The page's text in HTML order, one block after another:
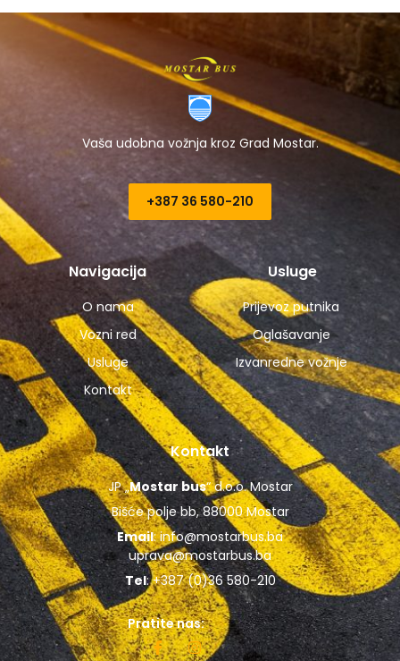
Vaša udobna vožnja kroz Grad Mostar.
+387 36 580-210​
Navigacija
O nama
Vozni red
Usluge
Kontakt
Usluge
Prijevoz putnika
Oglašavanje
Izvanredne vožnje
Kontakt
JP „Mostar bus“ d.o.o. Mostar
Bišće polje bb, 88000 Mostar
Email:info@mostarbus.ba
uprava@mostarbus.ba
Tel: +387 (0)36 580-210
Pratite nas: